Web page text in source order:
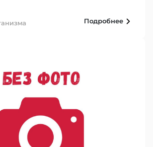
Подробнее